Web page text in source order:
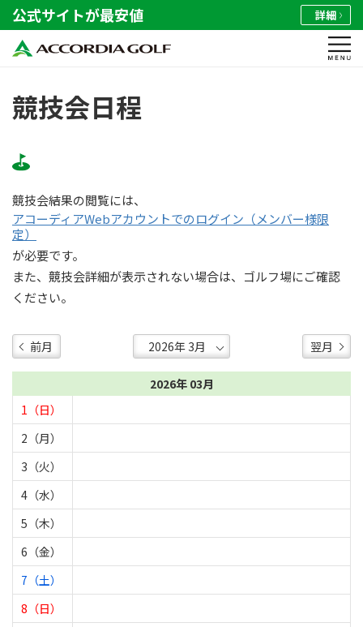
公式サイトが最安値 詳細
競技会日程
競技会結果の閲覧には、
アコーディアWebアカウントでのログイン（メンバー様限
定）
が必要です。
また、競技会詳細が表示されない場合は、ゴルフ場にご確認
ください。
前月 翌月
2026年 03月
1（日）
2（月）
3（火）
4（水）
5（木）
6（金）
7（土）
8（日）